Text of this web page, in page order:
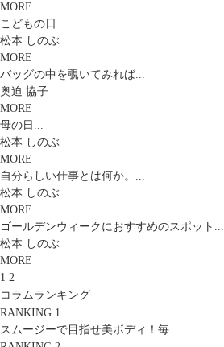
MORE
こどもの日...
松本 しのぶ
MORE
バッグの中を覗いてみれば...
奥迫 協子
MORE
母の日...
松本 しのぶ
MORE
自分らしい仕事とは何か。...
松本 しのぶ
MORE
ゴールデンウィークにおすすめのスポット...
松本 しのぶ
MORE
1 2
コラムランキング
RANKING 1
スムージーで目指せ美ボディ！毎...